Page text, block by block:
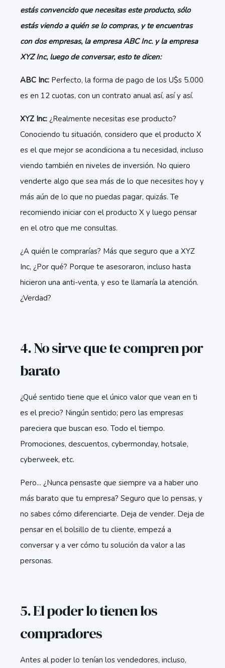
estás convencido que necesitas este producto, sólo
estás viendo a quién se lo compras, y te encuentras
con dos empresas, la empresa ABC Inc. y la empresa
XYZ Inc, luego de conversar, esto te dicen:
ABC Inc: Perfecto, la forma de pago de los U$s 5.000
es en 12 cuotas, con un contrato anual así, así y así.
XYZ Inc: ¿Realmente necesitas ese producto?
Conociendo tu situación, considero que el producto X
es el que mejor se acondiciona a tu necesidad, incluso
viendo también en niveles de inversión. No quiero
venderte algo que sea más de lo que necesites hoy y
más aún de lo que no puedas pagar, quizás. Te
recomiendo iniciar con el producto X y luego pensar
en el otro que me consultas.
¿A quién le comprarías? Más que seguro que a XYZ
Inc, ¿Por qué? Porque te asesoraron, incluso hasta
hicieron una anti-venta, y eso te llamaría la atención.
¿Verdad?
4. No sirve que te compren por
barato
¿Qué sentido tiene que el único valor que vean en ti
es el precio? Ningún sentido; pero las empresas
pareciera que buscan eso. Todo el tiempo.
Promociones, descuentos, cybermonday, hotsale,
cyberweek, etc.
Pero... ¿Nunca pensaste que siempre va a haber uno
más barato que tu empresa? Seguro que lo pensas, y
no sabes cómo diferenciarte. Deja de vender. Deja de
pensar en el bolsillo de tu cliente, empezá a
conversar y a ver cómo tu solución da valor a las
personas.
5. El poder lo tienen los
compradores
Antes al poder lo tenían los vendedores, incluso,